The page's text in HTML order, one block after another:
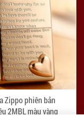
Zippo phiên bản
2MBL màu vàng